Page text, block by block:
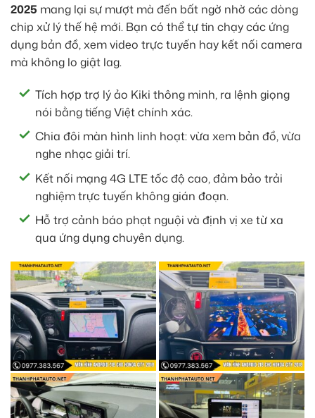
2025 mang lại sự mượt mà đến bất ngờ nhờ các dòng
chip xử lý thế hệ mới. Bạn có thể tự tin chạy các ứng
dụng bản đồ, xem video trực tuyến hay kết nối camera
mà không lo giật lag.
Tích hợp trợ lý ảo Kiki thông minh, ra lệnh giọng
nói bằng tiếng Việt chính xác.
Chia đôi màn hình linh hoạt: vừa xem bản đồ, vừa
nghe nhạc giải trí.
Kết nối mạng 4G LTE tốc độ cao, đảm bảo trải
nghiệm trực tuyến không gián đoạn.
Hỗ trợ cảnh báo phạt nguội và định vị xe từ xa
qua ứng dụng chuyên dụng.